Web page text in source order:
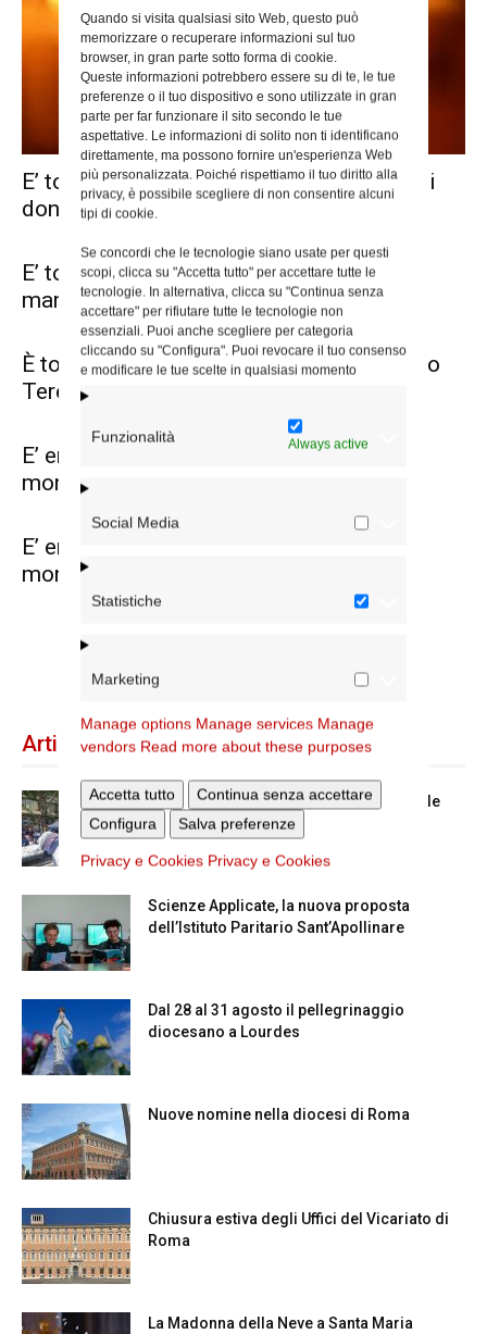
Quando si visita qualsiasi sito Web, questo può
memorizzare o recuperare informazioni sul tuo
browser, in gran parte sotto forma di cookie.
Queste informazioni potrebbero essere su di te, le tue
preferenze o il tuo dispositivo e sono utilizzate in gran
parte per far funzionare il sito secondo le tue
aspettative. Le informazioni di solito non ti identificano
direttamente, ma possono fornire un'esperienza Web
più personalizzata. Poiché rispettiamo il tuo diritto alla
privacy, è possibile scegliere di non consentire alcuni
tipi di cookie.
Se concordi che le tecnologie siano usate per questi
scopi, clicca su "Accetta tutto" per accettare tutte le
tecnologie. In alternativa, clicca su "Continua senza
accettare" per rifiutare tutte le tecnologie non
essenziali. Puoi anche scegliere per categoria
cliccando su "Configura". Puoi revocare il tuo consenso
e modificare le tue scelte in qualsiasi momento
Funzionalità Always active
Social Media
Statistiche
Marketing
Manage options Manage services Manage
vendors Read more about these purposes
Accetta tutto
Continua senza accettare
Configura
Salva preferenze
Privacy e Cookies Privacy e Cookies
E’ tornato alla Casa del Padre Ivo, papà di
don Leonardo...
E’ tornata alla casa del Padre Anna, la
mamma del diacono...
È tornato alla casa del Padre don Roberto
Terenzi
E’ entrato nella luce della Resurrezione
monsignor Pietro De Felice
E’ entrato nella luce della Resurrezione
monsignor Luigi Conti
Articoli recenti
Spin Time: la dichiarazione del cardinale
vicario
Scienze Applicate, la nuova proposta
dell’Istituto Paritario Sant’Apollinare
Dal 28 al 31 agosto il pellegrinaggio
diocesano a Lourdes
Nuove nomine nella diocesi di Roma
Chiusura estiva degli Uffici del Vicariato di
Roma
La Madonna della Neve a Santa Maria